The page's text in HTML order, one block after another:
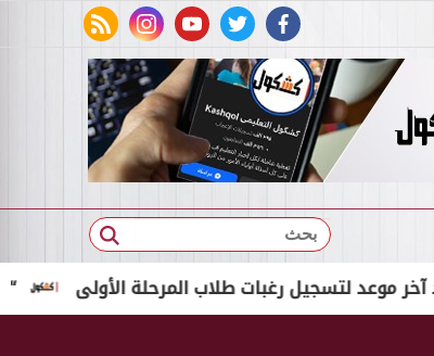
facebook
twitter
youtube
instagram
rss feed
بحث
“حسام لتسجيل رغبات طلاب المرحلة الأولى